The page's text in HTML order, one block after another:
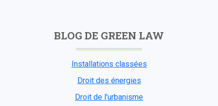
BLOG DE GREEN LAW
Installations classées
Droit des énergies
Droit de l'urbanisme